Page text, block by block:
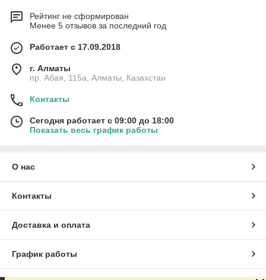
Рейтинг не сформирован
Менее 5 отзывов за последний год
Работает с 17.09.2018
г. Алматы
пр. Абая, 115а, Алматы, Казахстан
Контакты
Сегодня работает с 09:00 до 18:00
Показать весь график работы
О нас
Контакты
Доставка и оплата
График работы